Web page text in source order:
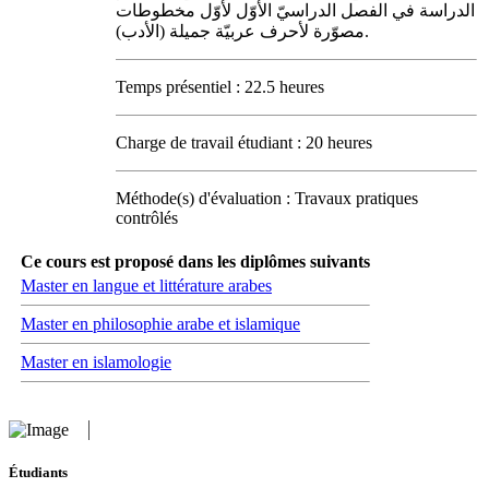
الدراسة في الفصل الدراسيّ الأوّل لأوّل مخطوطات
مصوّرة لأحرف عربيّة جميلة (الأدب).
Temps présentiel : 22.5 heures
Charge de travail étudiant : 20 heures
Méthode(s) d'évaluation : Travaux pratiques
contrôlés
Ce cours est proposé dans les diplômes suivants
Master en langue et littérature arabes
Master en philosophie arabe et islamique
Master en islamologie
Étudiants